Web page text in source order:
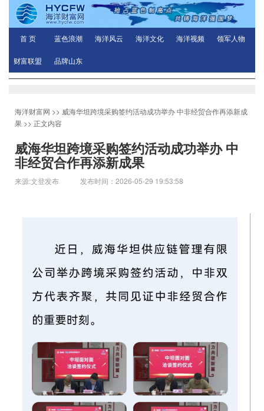
首 页 蓝色浪潮 海洋风云 海洋文化 海洋视频 领军人物
财富联盟 品牌山东
海洋财富网 >> 威海华坦跨境采购签约活动成功举办 中非经贸合作再添新成
果 >> 正文内容
威海华坦跨境采购签约活动成功举办 中
非经贸合作再添新成果
来源:文登发布 发布时间：2026-05-29 19:53:58